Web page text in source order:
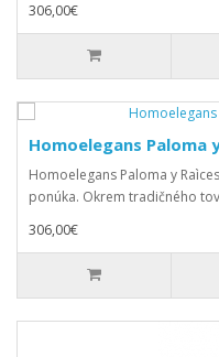
306,00€
Homoelegans Paloma
Homoelegans Paloma y
ponúka. Okrem tradičného
306,00€